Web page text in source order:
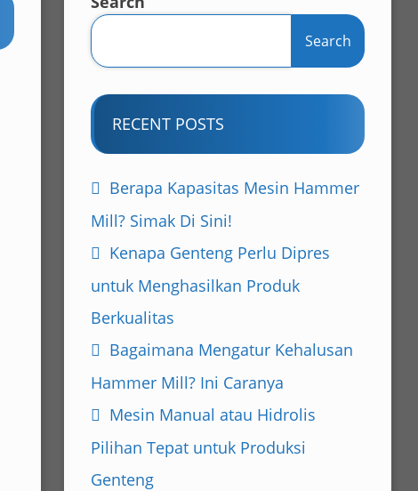
Search
RECENT POSTS
Berapa Kapasitas Mesin Hammer
Mill? Simak Di Sini!
Kenapa Genteng Perlu Dipres
untuk Menghasilkan Produk
Berkualitas
Bagaimana Mengatur Kehalusan
Hammer Mill? Ini Caranya
Mesin Manual atau Hidrolis
Pilihan Tepat untuk Produksi
Genteng